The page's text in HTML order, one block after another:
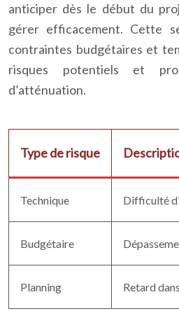
anticiper dès le début du
gérer efficacement. Cette
contraintes budgétaires et
risques potentiels et
d’atténuation.
Type de risque
Technique Difficulté
Budgétaire
Planning Retard